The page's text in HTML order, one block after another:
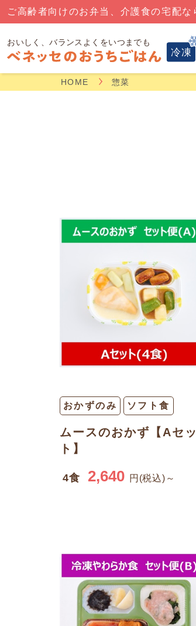
ご高齢者向けのお弁当、介護食の宅配な
HOME 惣菜
おかずのみ ソフト食
ムースのおかず【Aセッ
ト】
4食 2,640 円(税込)～